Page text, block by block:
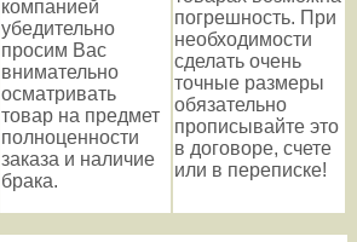
компанией
убедительно
просим Вас
внимательно
осматривать
товар на предмет
полноценности
заказа и наличие
брака.
погрешность. При
необходимости
сделать очень
точные размеры
обязательно
прописывайте это
в договоре, счете
или в переписке!